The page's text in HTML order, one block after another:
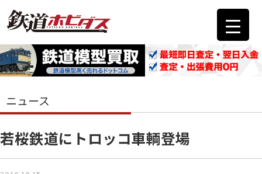
ニュース
若桜鉄道にトロッコ車輌登場